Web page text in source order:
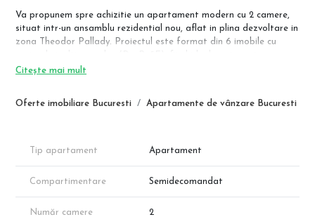
Oferte imobiliare Bucuresti Apartamente de vânzare Bucuresti
Va propunem spre achizitie un apartament modern cu 2 camere,
situat intr-un ansamblu rezidential nou, aflat in plina dezvoltare in
zona Theodor Pallady. Proiectul este format din 6 imobile cu
cauta un echilibru intre confortul tehnologiei moderne si
Compartimentare Inteligenta si Suprafete (conform schita):
Living + bucatarie semi-deschisa: 21.21 mp
Baie moderna: 4.50 mp
Hol: 3.39 mp
Balcon: 10.52 mp (perfecta pentru momente de relaxare)
Citește mai mult
Tip apartament Apartament
Compartimentare Semidecomandat
Număr camere 2